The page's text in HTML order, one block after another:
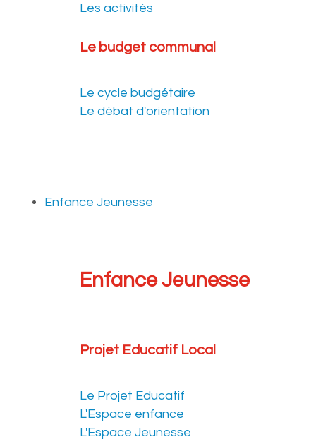
Les activités
Le budget communal
Le cycle budgétaire
Le débat d'orientation
Enfance Jeunesse
Enfance Jeunesse
Projet Educatif Local
Le Projet Educatif
L'Espace enfance
L'Espace Jeunesse